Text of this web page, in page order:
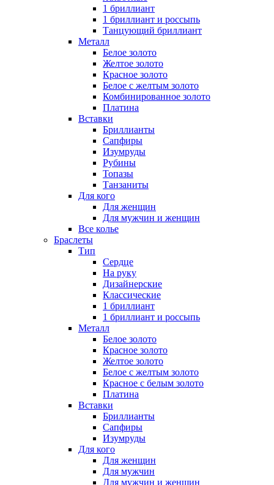
1 бриллиант
1 бриллиант и россыпь
Танцующий бриллиант
Металл
Белое золото
Желтое золото
Красное золото
Белое с желтым золото
Комбинированное золото
Платина
Вставки
Бриллианты
Сапфиры
Изумруды
Рубины
Топазы
Танзаниты
Для кого
Для женщин
Для мужчин и женщин
Все колье
Браслеты
Тип
Сердце
На руку
Дизайнерские
Классические
1 бриллиант
1 бриллиант и россыпь
Металл
Белое золото
Красное золото
Желтое золото
Белое с желтым золото
Красное с белым золото
Платина
Вставки
Бриллианты
Сапфиры
Изумруды
Для кого
Для женщин
Для мужчин
Для мужчин и женщин